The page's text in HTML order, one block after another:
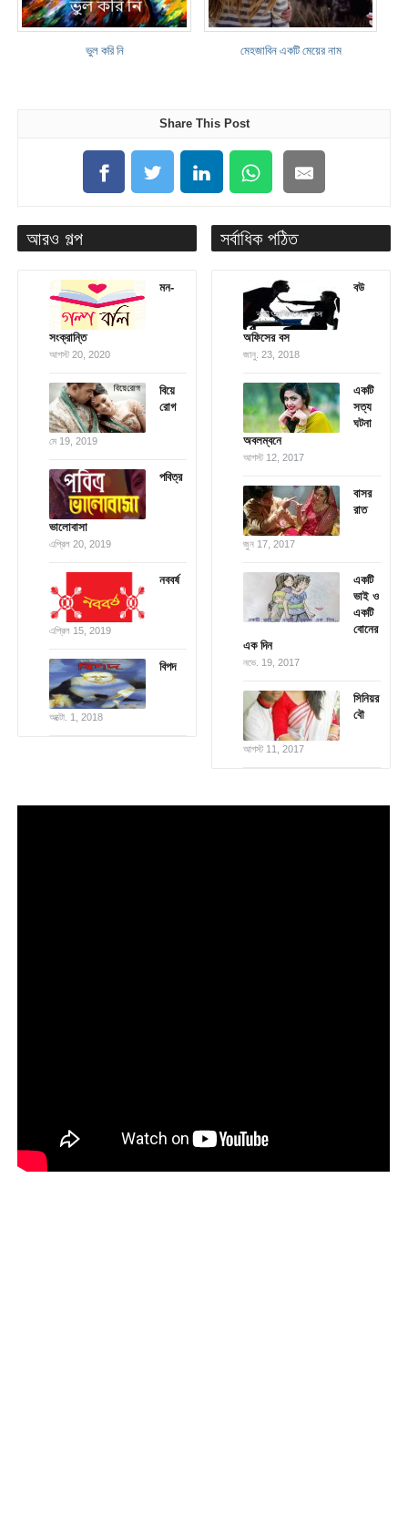
ভুল করি নি মেহজাবিন একটি মেয়ের নাম
Share This Post
আরও গল্প
মন-
সংক্রান্তি
আগস্ট 20, 2020
বিয়ে
রোগ
মে 19, 2019
পবিত্র
ভালোবাসা
এপ্রিল 20, 2019
নববর্ষ
এপ্রিল 15, 2019
বিপদ
অক্টো. 1, 2018
সর্বাধিক পঠিত
বউ
অফিসের বস
জানু. 23, 2018
একটি
সত্য
ঘটনা
অবলম্বনে
আগস্ট 12, 2017
বাসর
রাত
জুন 17, 2017
একটি
ভাই ও
একটি
বোনের
এক দিন
নভে. 19, 2017
সিনিয়র
বৌ
আগস্ট 11, 2017